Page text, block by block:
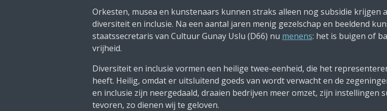
Orkesten, musea en kunstenaars kunnen straks alleen nog subsidie krijgen
diversiteit en inclusie. Na een aantal jaren menig gezelschap en beeldend
staatssecretaris van Cultuur Gunay Uslu (D66) nu menens: het is buigen of
vrijheid.
Diversiteit en inclusie vormen een heilige twee-eenheid, die het
heeft. Heilig, omdat er uitsluitend goeds van wordt verwacht en de
en inclusie zijn neergedaald, draaien bedrijven meer omzet, zijn instellingen
tevoren, zo dienen wij te geloven.